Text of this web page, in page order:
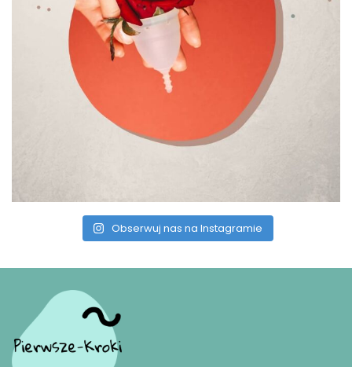
Obserwuj nas na Instagramie